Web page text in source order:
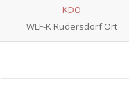
KDO
WLF-K Rudersdorf Ort